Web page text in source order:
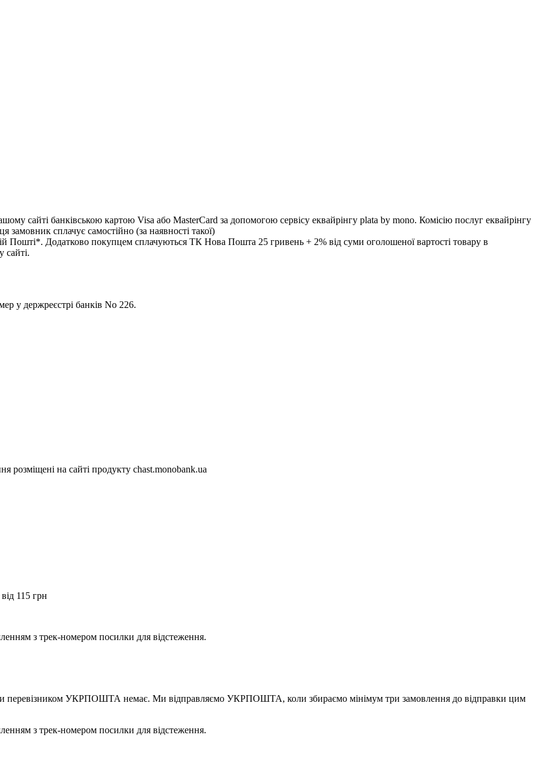
банківською картою Visa або MasterCard за допомогою сервісу еквайрінгу plata by mono. Комісію послуг еквайрінгу
замовник сплачує самостійно (за наявності такої)
Додатково покупцем сплачуються ТК Нова Пошта 25 гривень + 2% від суми оголошеної вартості товару в
сайті.
у держреєстрі банків No 226.
розміщені на сайті продукту chast.monobank.ua
115 грн
з трек-номером посилки для відстеження.
перевізником УКРПОШТА немає. Ми відправляємо УКРПОШТА, коли збираємо мінімум три замовлення до відправки цим
з трек-номером посилки для відстеження.